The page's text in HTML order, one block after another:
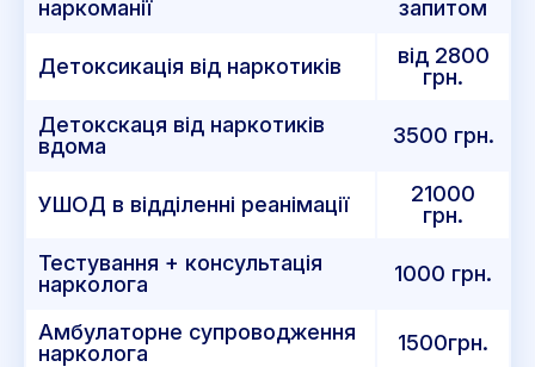
наркоманії запитом
Детоксикація від наркотиків
від 2800
грн.
Детокскаця від наркотиків
вдома
3500 грн.
УШОД в відділенні реанімації
21000
грн.
Тестування + консультація
нарколога
1000 грн.
Амбулаторне супроводження
нарколога
1500грн.